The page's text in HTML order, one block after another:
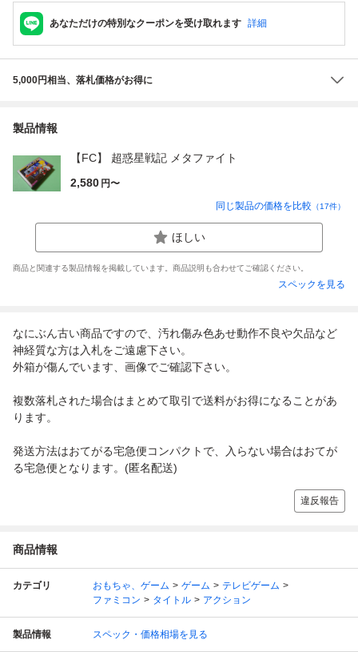
あなただけの特別なクーポンを受け取れます 詳細
5,000円相当、落札価格がお得に
製品情報
【FC】 超惑星戦記 メタファイト
2,580 円〜
同じ製品の価格を比較 （17件）
ほしい
商品と関連する製品情報を掲載しています。商品説明も合わせてご確認ください。
スペックを見る
なにぶん古い商品ですので、汚れ傷み色あせ動作不良や欠品など
神経質な方は入札をご遠慮下さい。
外箱が傷んでいます、画像でご確認下さい。
複数落札された場合はまとめて取引で送料がお得になることがあ
ります。
発送方法はおてがる宅急便コンパクトで、入らない場合はおてが
る宅急便となります。(匿名配送)
違反報告
商品情報
カテゴリ おもちゃ、ゲーム ゲーム
テレビゲーム
ファミコン
タイトル アクション
製品情報 スペック・価格相場を見る